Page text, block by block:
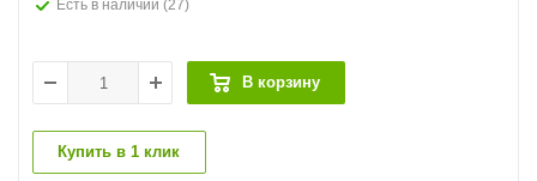
Есть в наличии (27)
В корзину
Купить в 1 клик